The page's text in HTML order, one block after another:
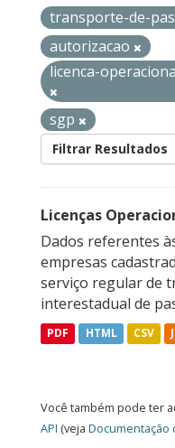
transporte-de-
autorizacao
licenca-
sgp
Filtrar Resultados
Licenças
Dados referentes
empresas
serviço regular de
interestadual de
PDF HTML CSV
Você também pode ter
API (veja Documentação